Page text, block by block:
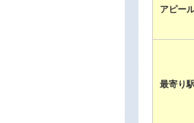
アピー
最寄り